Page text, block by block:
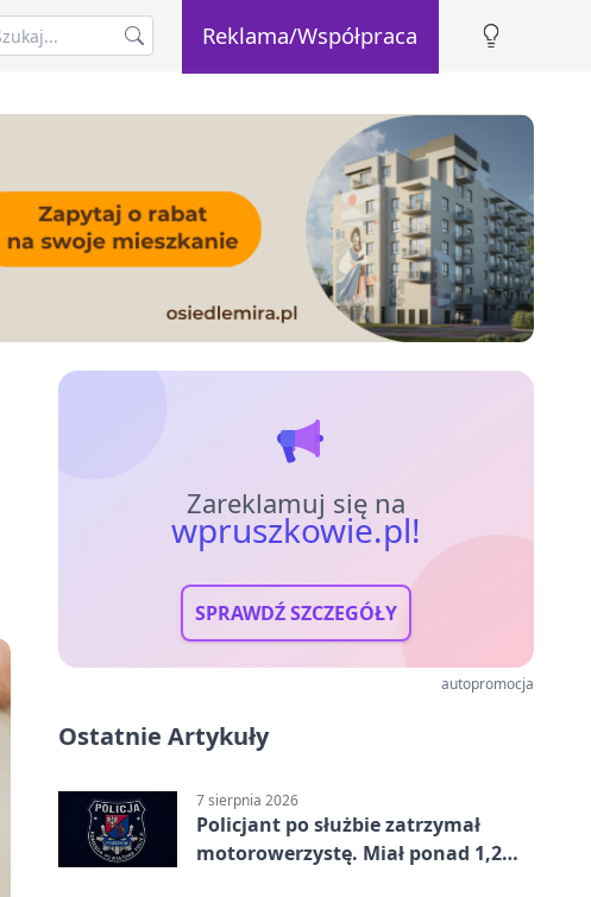
Reklama/Współpraca
Zareklamuj się na
wpruszkowie.pl!
SPRAWDŹ SZCZEGÓŁY
autopromocja
Ostatnie Artykuły
7 sierpnia 2026
Policjant po służbie zatrzymał
motorowerzystę. Miał ponad 1,2